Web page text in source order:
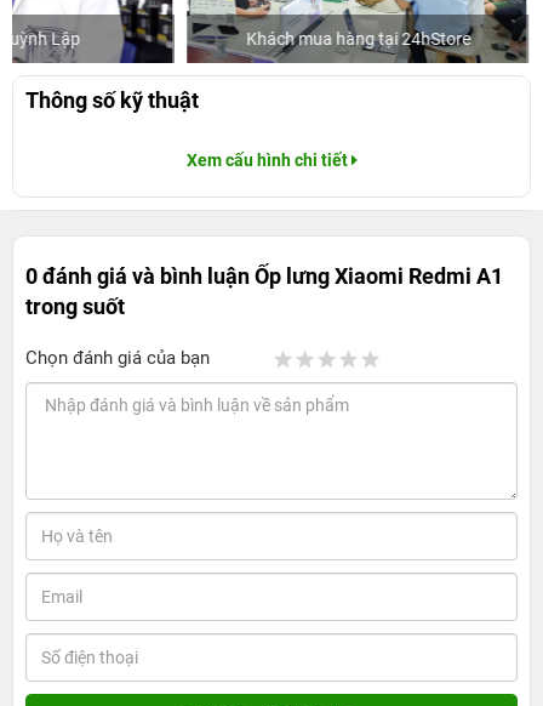
Khách mua hàng tại 24hStore Ca sĩ/
Thông số kỹ thuật
Xem cấu hình chi tiết
0 đánh giá và bình luậnỐp lưng Xiaomi Redmi A1
trong suốt
Chọn đánh giá của bạn